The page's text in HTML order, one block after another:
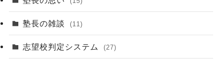
塾長の雑談 (11)
志望校判定システム (27)